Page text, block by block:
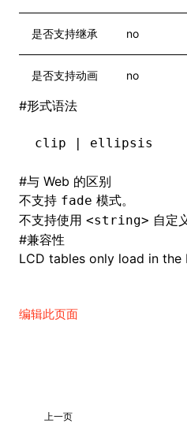
是否支持继承 no
是否支持动画 no
#形式语法
clip | ellipsis
#与 Web 的区别
不支持 fade 模式。
不支持使用 <string> 自定
#兼容性
LCD tables only load in the
编辑此页面
上一页